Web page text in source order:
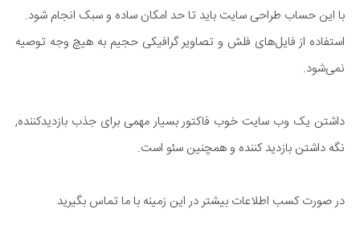
با این حساب طراحی سایت باید تا حد امکان ساده و سبک انجام شود.
استفاده از فایل‌های فلش و تصاویر گرافیکی حجیم به هیچ وجه توصیه
نمی‌شود.
داشتن یک وب سایت خوب فاکتور بسیار مهمی برای جذب بازدیدکننده,
نگه داشتن بازدید کننده و همچنین سئو است.
در صورت کسب اطلاعات بیشتر در این زمینه با ما تماس بگیرید